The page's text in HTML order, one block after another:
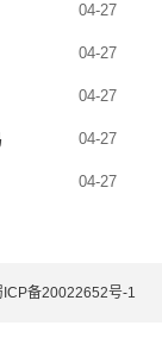
04-27
04-27
04-27
04-27
04-27
ICP备20022652号-1